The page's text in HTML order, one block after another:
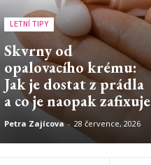
LETNÍ TIPY
Skvrny od
opalovacího krému:
Jak je dostat z prádla
a co je naopak zafixuje
Petra Zajícova - 28 července, 2026